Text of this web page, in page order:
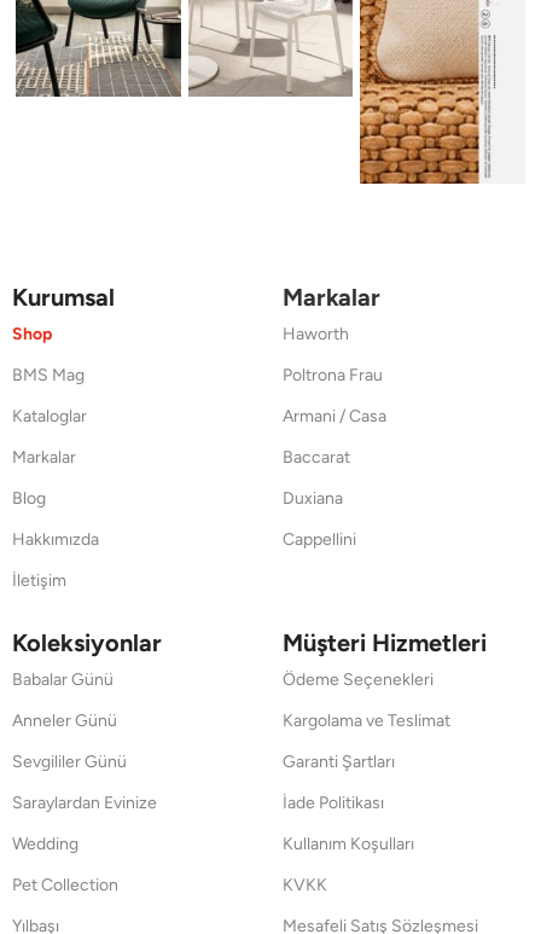
Kurumsal
Shop
BMS Mag
Kataloglar
Markalar
Blog
Hakkımızda
İletişim
Markalar
Haworth
Poltrona Frau
Armani / Casa
Baccarat
Duxiana
Cappellini
Koleksiyonlar
Babalar Günü
Anneler Günü
Sevgililer Günü
Saraylardan Evinize
Wedding
Pet Collection
Yılbaşı
Müşteri Hizmetleri
Ödeme Seçenekleri
Kargolama ve Teslimat
Garanti Şartları
İade Politikası
Kullanım Koşulları
KVKK
Mesafeli Satış Sözleşmesi